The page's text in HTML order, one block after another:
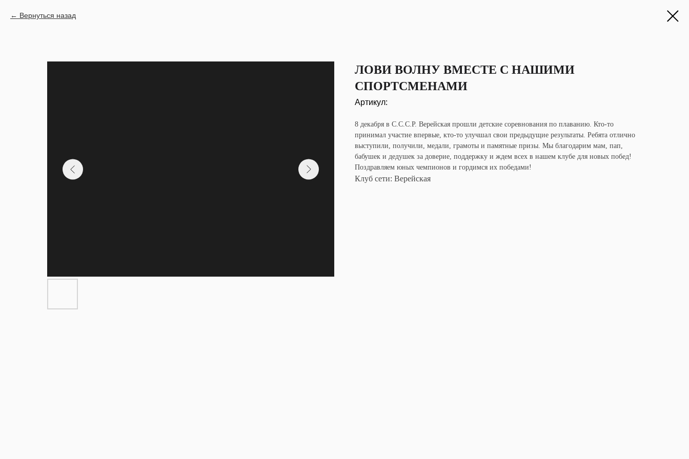
Вернуться назад
ЛОВИ ВОЛНУ ВМЕСТЕ С НАШИМИ
СПОРТСМЕНАМИ
Артикул:
8 декабря в С.С.С.Р. Верейская прошли детские соревнования по плаванию. Кто-то
принимал участие впервые, кто-то улучшал свои предыдущие результаты. Ребята отлично
выступили, получили, медали, грамоты и памятные призы. Мы благодарим мам, пап,
бабушек и дедушек за доверие, поддержку и ждем всех в нашем клубе для новых побед!
Поздравляем юных чемпионов и гордимся их победами!
Клуб сети: Верейская